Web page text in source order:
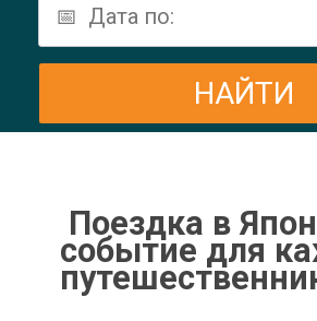
Поездка в
событие для